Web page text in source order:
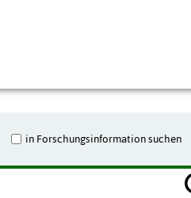
in Forschungsinformation suchen